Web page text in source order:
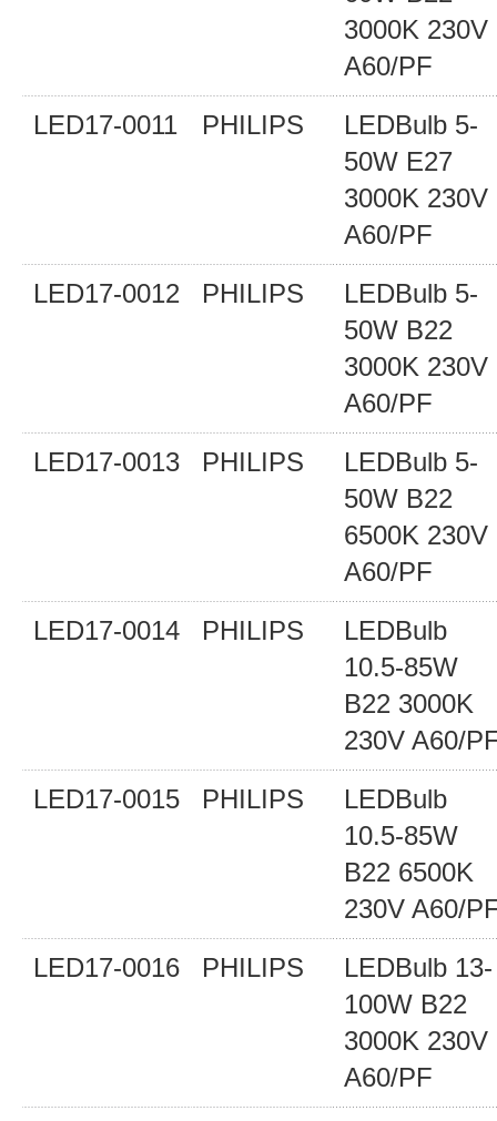
3000K 230V
A60/PF
LED17-0011 PHILIPS
LEDBulb 5-
50W E27
3000K 230V
A60/PF
LED17-0012 PHILIPS
LEDBulb 5-
50W B22
3000K 230V
A60/PF
LED17-0013 PHILIPS
LEDBulb 5-
50W B22
6500K 230V
A60/PF
LED17-0014 PHILIPS
LEDBulb
10.5-85W
B22 3000K
230V A60/
LED17-0015 PHILIPS
LEDBulb
10.5-85W
B22 6500K
230V A60/
LED17-0016 PHILIPS
LEDBulb 13-
100W B22
3000K 230V
A60/PF